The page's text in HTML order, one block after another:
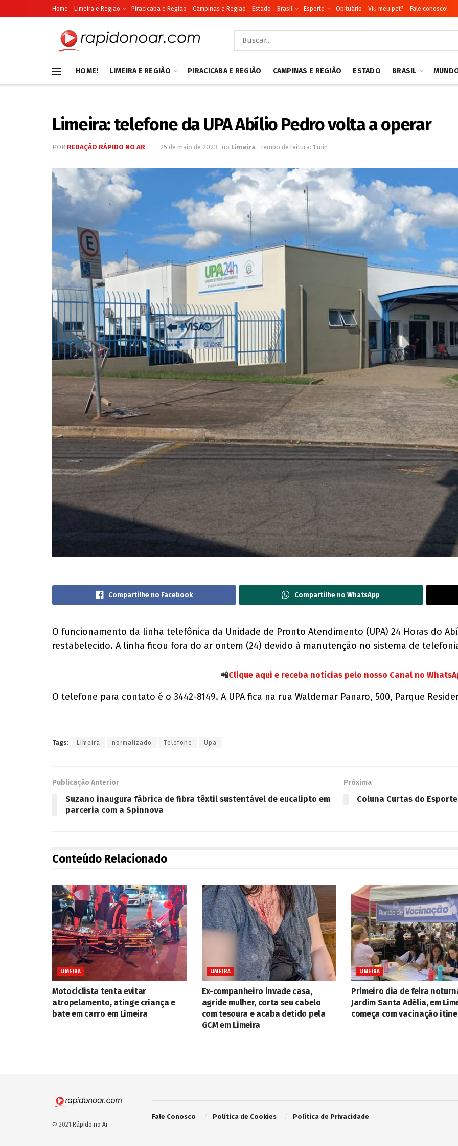
Home Limeira e Região Piracicaba e Região Campinas e Região Estado Brasil Esporte Obituário Viu meu pet? Fale conosco!
HOME! LIMEIRA E REGIÃO PIRACICABA E REGIÃO CAMPINAS E REGIÃO ESTADO BRASIL
Limeira: telefone da UPA Abílio Pedro volta a operar
POR REDAÇÃO RÁPIDO NO AR 25 de maio de 2023 no Limeira Tempo de leitura: 1 min
Compartilhe no Facebook Compartilhe no WhatsApp
O funcionamento da linha telefônica da Unidade de Pronto Atendimento (UPA) 24 Horas do
restabelecido. A linha ficou fora do ar ontem (24) devido à manutenção no sistema de
📲Clique aqui e receba notícias pelo nosso Canal no
O telefone para contato é o 3442-8149. A UPA fica na rua Waldemar Panaro, 500, Parque
Tags: Limeira normalizado Telefone Upa
Publicação Anterior
Suzano inaugura fábrica de fibra têxtil sustentável de eucalipto em
parceria com a Spinnova
Próxima
Coluna Curtas do Esporte
Conteúdo Relacionado
LIMEIRA
Motociclista tenta evitar
atropelamento, atinge criança e
bate em carro em Limeira
LIMEIRA
Ex-companheiro invade casa,
agride mulher, corta seu cabelo
com tesoura e acaba detido pela
GCM em Limeira
LIMEIRA
Primeiro dia de feira
Jardim Santa Adélia, em
começa com vacinação
© 2021 Rápido no Ar.
Fale Conosco Política de Cookies Política de Privacidade